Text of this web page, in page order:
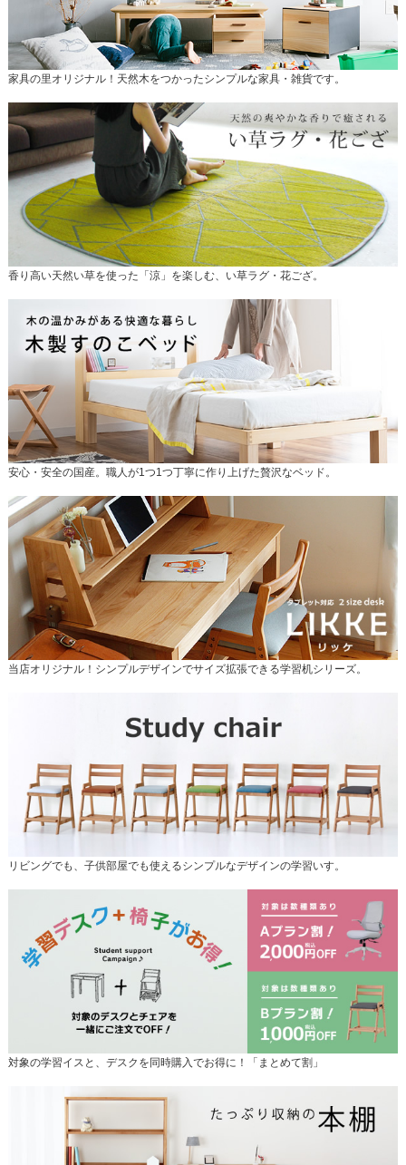
家具の里オリジナル！天然木をつかったシンプルな家具・雑貨です。
香り高い天然い草を使った「涼」を楽しむ、い草ラグ・花ござ。
安心・安全の国産。職人が1つ1つ丁寧に作り上げた贅沢なベッド。
当店オリジナル！シンプルデザインでサイズ拡張できる学習机シリーズ。
リビングでも、子供部屋でも使えるシンプルなデザインの学習いす。
対象の学習イスと、デスクを同時購入でお得に！「まとめて割」